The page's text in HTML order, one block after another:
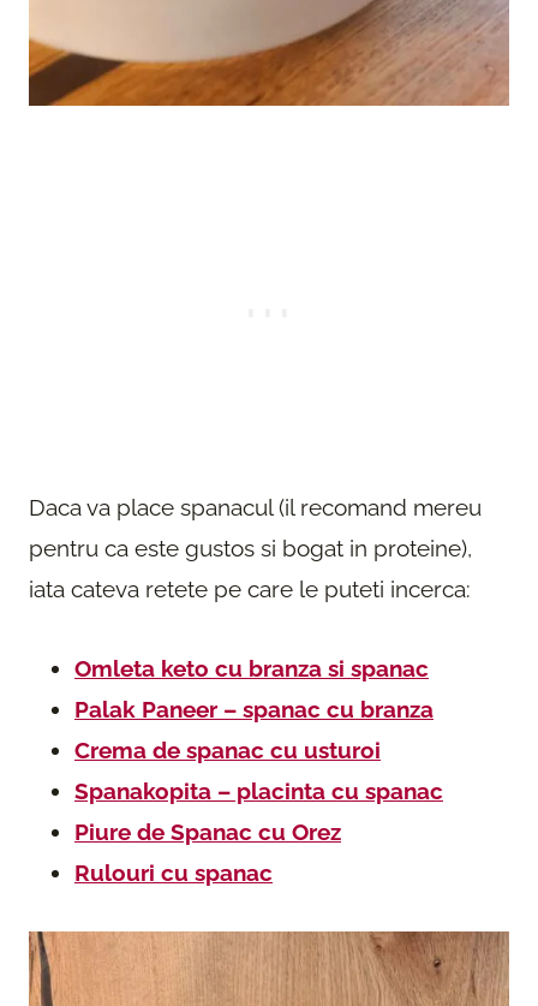
Daca va place spanacul (il recomand mereu
pentru ca este gustos si bogat in proteine),
iata cateva retete pe care le puteti incerca:
Omleta keto cu branza si spanac
Palak Paneer – spanac cu branza
Crema de spanac cu usturoi
Spanakopita – placinta cu spanac
Piure de Spanac cu Orez
Rulouri cu spanac